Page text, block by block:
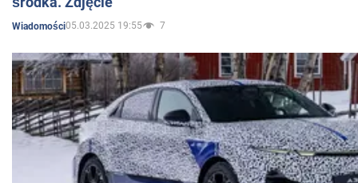
Wiadomości05.03.2025 19:55 7